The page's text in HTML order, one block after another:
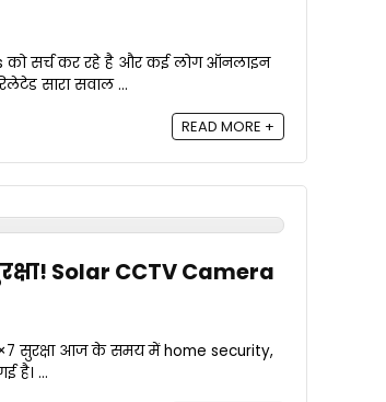
सर्च कर रहे है और कई लोग ऑनलाइन
सारा सवाल ...
READ MORE +
Solar CCTV Camera
सुरक्षा आज के समय में home security,
है। ...